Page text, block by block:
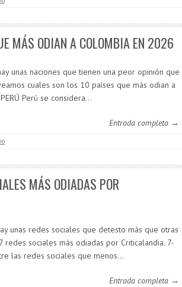
MÁS ODIAN A COLOMBIA EN 2026
unas naciones que tienen una peor opinión que
cuales son los 10 países que más odian a
Perú se considera…
Entrada completa →
MÁS ODIADAS POR
unas redes sociales que detesto más que otras
redes sociales más odiadas por Criticalandia. 7-
las redes sociales que menos…
Entrada completa →